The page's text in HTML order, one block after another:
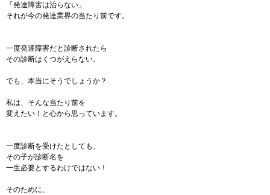
「発達障害は治らない」
それが今の発達業界の当たり前です。
一度発達障害だと診断されたら
その診断はくつがえらない。
でも、本当にそうでしょうか？
私は、そんな当たり前を
変えたい！と心から思っています。
一度診断を受けたとしても、
その子が診断名を
一生必要とするわけではない！
そのために、